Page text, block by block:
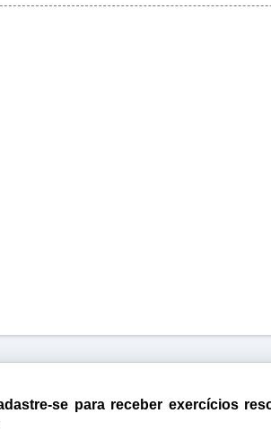
se para receber exercícios